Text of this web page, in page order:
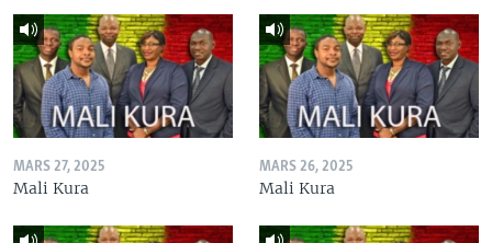
MARS 27, 2025
Mali Kura
MARS 26, 2025
Mali Kura